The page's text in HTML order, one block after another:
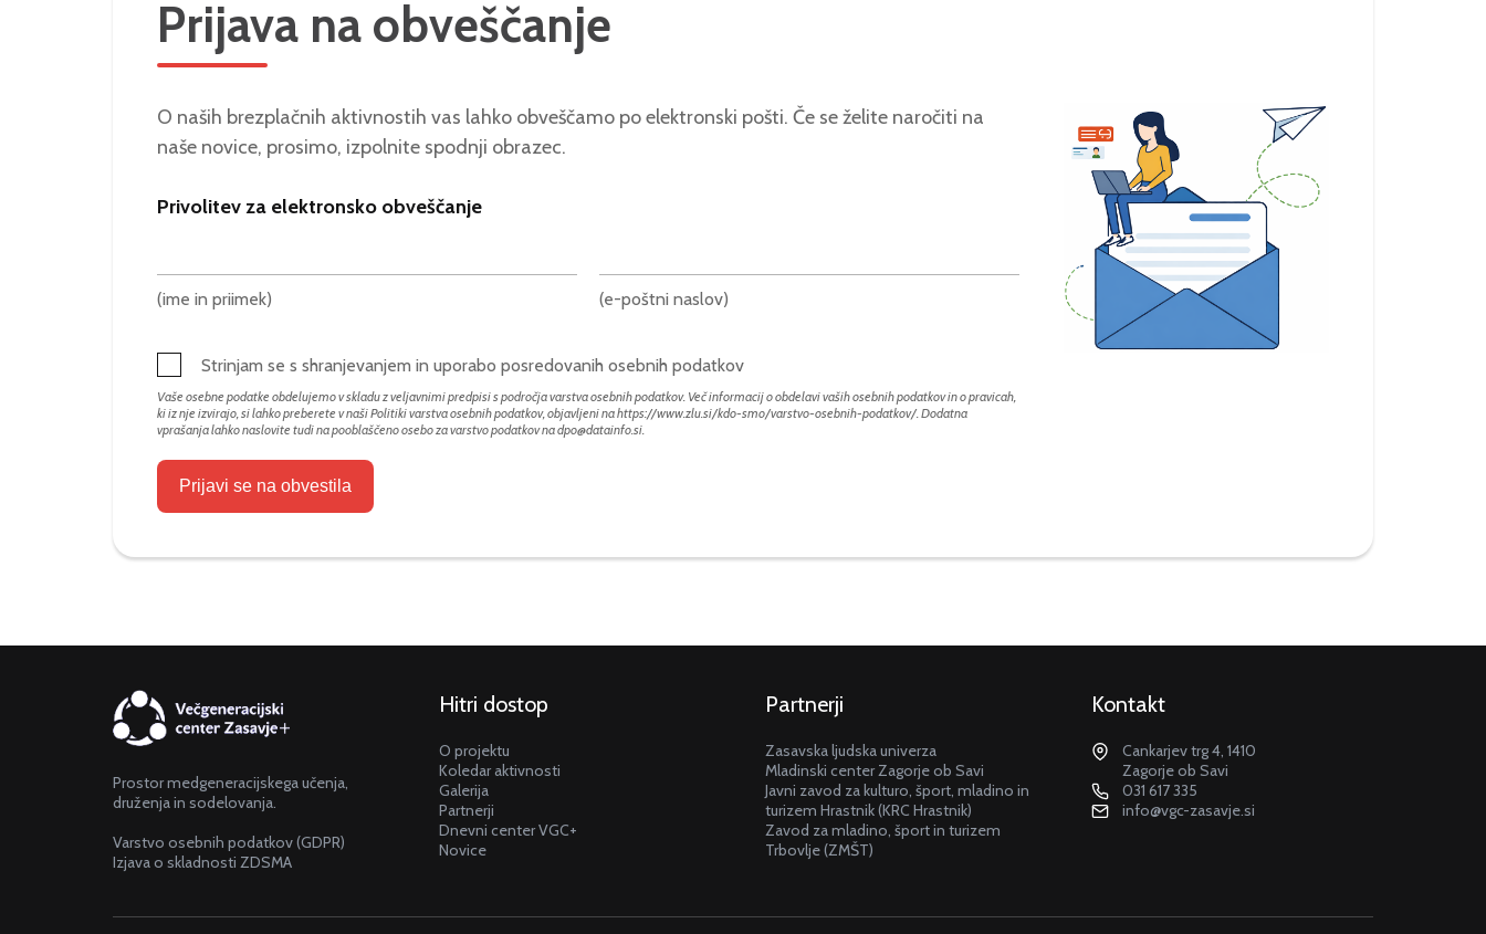
Prijava na obveščanje
O naših brezplačnih aktivnostih vas lahko obveščamo po elektronski pošti. Če se želite naročiti na
naše novice, prosimo, izpolnite spodnji obrazec.
Privolitev za elektronsko obveščanje
(ime in priimek) (e-poštni naslov)
Strinjam se s shranjevanjem in uporabo posredovanih osebnih podatkov
Vaše osebne podatke obdelujemo v skladu z veljavnimi predpisi s področja varstva osebnih podatkov. Več informacij o obdelavi vaših osebnih podatkov in o pravicah,
ki iz nje izvirajo, si lahko preberete v naši Politiki varstva osebnih podatkov, objavljeni nahttps://www.zlu.si/kdo-smo/varstvo-osebnih-podatkov/. Dodatna
vprašanja lahko naslovite tudi na pooblaščeno osebo za varstvo podatkov nadpo@datainfo.si.
Prijavi se na obvestila
Prostor medgeneracijskega učenja,
druženja in sodelovanja.
Varstvo osebnih podatkov (GDPR)
Izjava o skladnosti ZDSMA
Hitri dostop
O projektu
Koledar aktivnosti
Galerija
Partnerji
Dnevni center VGC+
Novice
Partnerji
Zasavska ljudska univerza
Mladinski center Zagorje ob Savi
Javni zavod za kulturo, šport, mladino in
turizem Hrastnik (KRC Hrastnik)
Zavod za mladino, šport in turizem
Trbovlje (ZMŠT)
Kontakt
Cankarjev trg 4, 1410
Zagorje ob Savi
031 617 335
info@vgc-zasavje.si